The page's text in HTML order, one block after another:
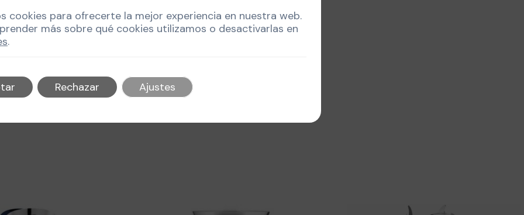
próxima vez que comente.
cookies para ofrecerte la mejor experiencia en nuestra web.
más sobre qué cookies utilizamos o desactivarlas en
.
Rechazar Ajustes